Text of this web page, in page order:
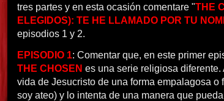
tres partes y en esta ocasión comentare "THE
ELEGIDOS): TE HE LLAMADO POR TU
episodios 1 y 2.
EPISODIO 1: Comentar que, en este primer
THE CHOSEN es una serie religiosa
vida de Jesucristo de una forma empalagosa o
soy ateo) y lo intenta de una manera que